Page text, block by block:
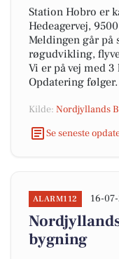
Station Hobro er
Hedeagervej,
Meldingen går på
røgudvikling,
Vi er på vej med
Opdatering følger.
Kilde: Nordjyllands
Se seneste
ALARM112 16-
bygning